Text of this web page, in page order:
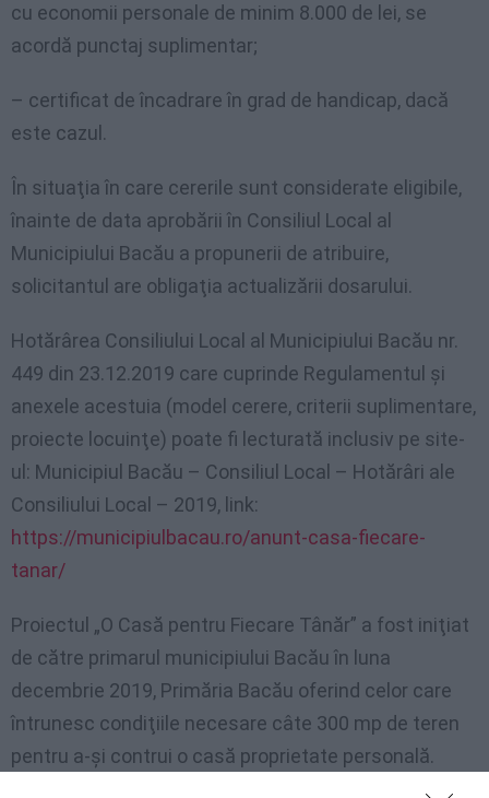
cu economii personale de minim 8.000 de lei, se
acordă punctaj suplimentar;
– certificat de încadrare în grad de handicap, dacă
este cazul.
În situaţia în care cererile sunt considerate eligibile,
înainte de data aprobării în Consiliul Local al
Municipiului Bacău a propunerii de atribuire,
solicitantul are obligaţia actualizării dosarului.
Hotărârea Consiliului Local al Municipiului Bacău nr.
449 din 23.12.2019 care cuprinde Regulamentul şi
anexele acestuia (model cerere, criterii suplimentare,
proiecte locuinţe) poate fi lecturată inclusiv pe site-
ul: Municipiul Bacău – Consiliul Local – Hotărâri ale
Consiliului Local – 2019, link:
https://municipiulbacau.ro/anunt-casa-fiecare-
tanar/
Proiectul „O Casă pentru Fiecare Tânăr” a fost iniţiat
de către primarul municipiului Bacău în luna
decembrie 2019, Primăria Bacău oferind celor care
întrunesc condiţiile necesare câte 300 mp de teren
pentru a-şi contrui o casă proprietate personală.